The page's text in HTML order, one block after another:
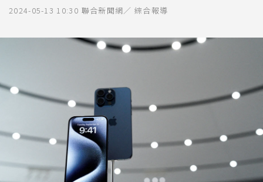
2024-05-13 10:30 聯合新聞網／ 綜合報導